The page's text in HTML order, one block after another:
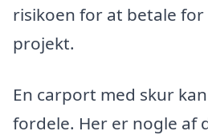
risikoen for at betale
projekt.
En carport med skur
fordele. Her er nogle af